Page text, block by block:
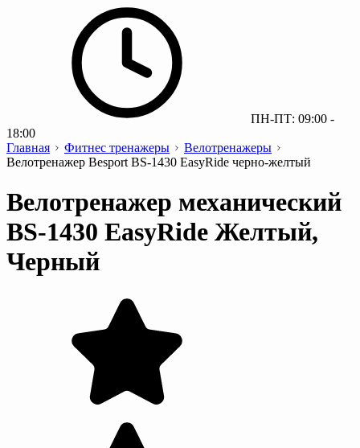
ПН-ПТ: 09:00 -
18:00
Главная
Фитнес тренажеры
Велотренажеры
Велотренажер Besport BS-1430 EasyRide черно-желтый
Велотренажер механический
BS-1430 EasyRide Желтый,
Черный